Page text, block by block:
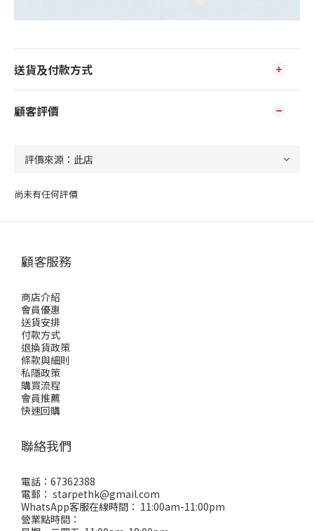
送貨及付款方式
顧客評價
尚未有任何評價
顧客服務
商店介紹
會員優惠
送貨安排
付款方式
退換貨政策
條款與細則
私隱政策
購買流程
會員推薦
快速回購
聯絡我們
電話：67362388
電郵： starpethk@gmail.com
WhatsApp客服在線時間： 11:00am-11:00pm
營業點時間：